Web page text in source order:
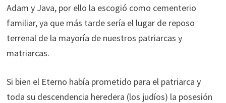
Adam y Java, por ello la escogió como cementerio
familiar, ya que más tarde sería el lugar de reposo
terrenal de la mayoría de nuestros patriarcas y
matriarcas.
Si bien el Eterno había prometido para el patriarca y
toda su descendencia heredera (los judíos) la posesión